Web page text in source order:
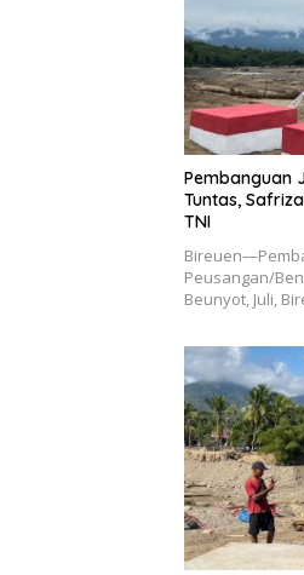
Pembanguan
Tuntas,
TNI
Peusangan/
Beunyot, Juli,